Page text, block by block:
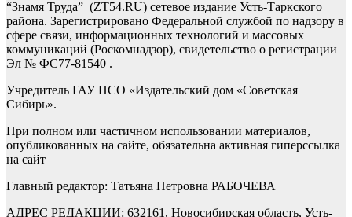
“Знамя Труда” (ZT54.RU) сетевое издание Усть-Таркского
района. Зарегистрировано Федеральной службой по надзору в
сфере связи, информационных технологий и массовых
коммуникаций (Роскомнадзор), свидетельство о регистрации
Эл № ФС77-81540 .
Учредитель ГАУ НСО «Издательский дом «Советская
Сибирь».
При полном или частичном использовании материалов,
опубликованных на сайте, обязательна активная гиперссылка
на сайт
Главный редактор: Татьяна Петровна РАБОЧЕВА
АДРЕС РЕДАКЦИИ: 632161, Новосибирская область, Усть-